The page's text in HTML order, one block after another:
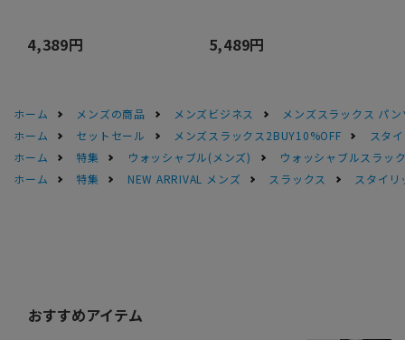
4,389円 5,489円
ホーム メンズの商品 メンズビジネス
メンズスラックス パン
ホーム
セットセール メンズスラックス2BUY10%OFF
スタ
ホーム
特集 ウォッシャブル(メンズ)
ウォッシャブルスラッ
ホーム
特集 NEW ARRIVAL メンズ スラックス スタイ